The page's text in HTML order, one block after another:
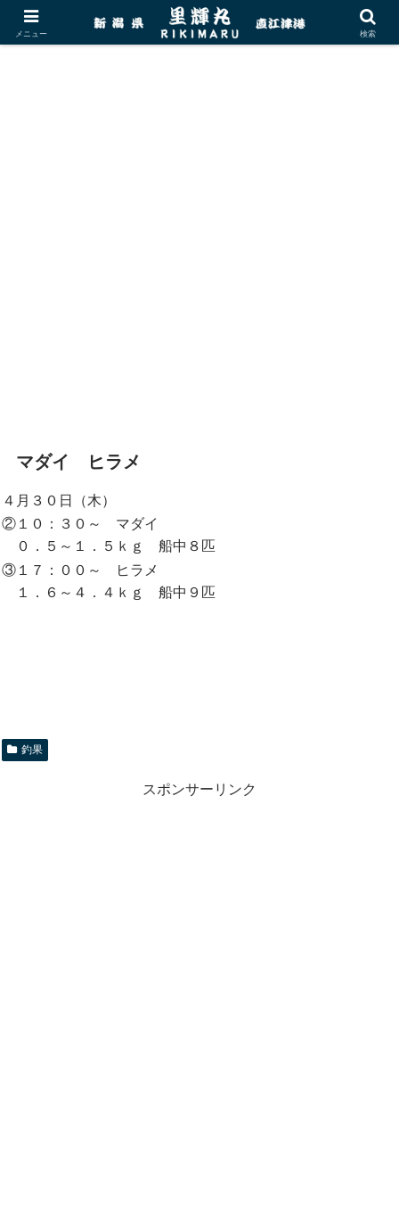
マダイ ヒラメ
４月３０日（木）
②１０：３０～ マダイ
０．５～１．５ｋｇ 船中８匹
③１７：００～ ヒラメ
１．６～４．４ｋｇ 船中９匹
釣果
スポンサーリンク
メニュー 検索